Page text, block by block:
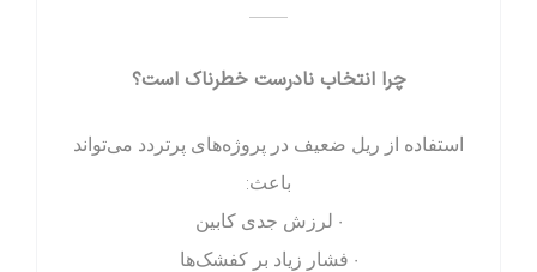
——
چرا انتخاب نادرست خطرناک است؟
استفاده از ریل ضعیف در پروژه‌های پرتردد می‌تواند
باعث:
• لرزش جدی کابین
• فشار زیاد بر کفشک‌ها